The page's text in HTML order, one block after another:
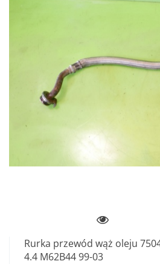
Rurka przewód wąż oleju
4.4 M62B44 99-03